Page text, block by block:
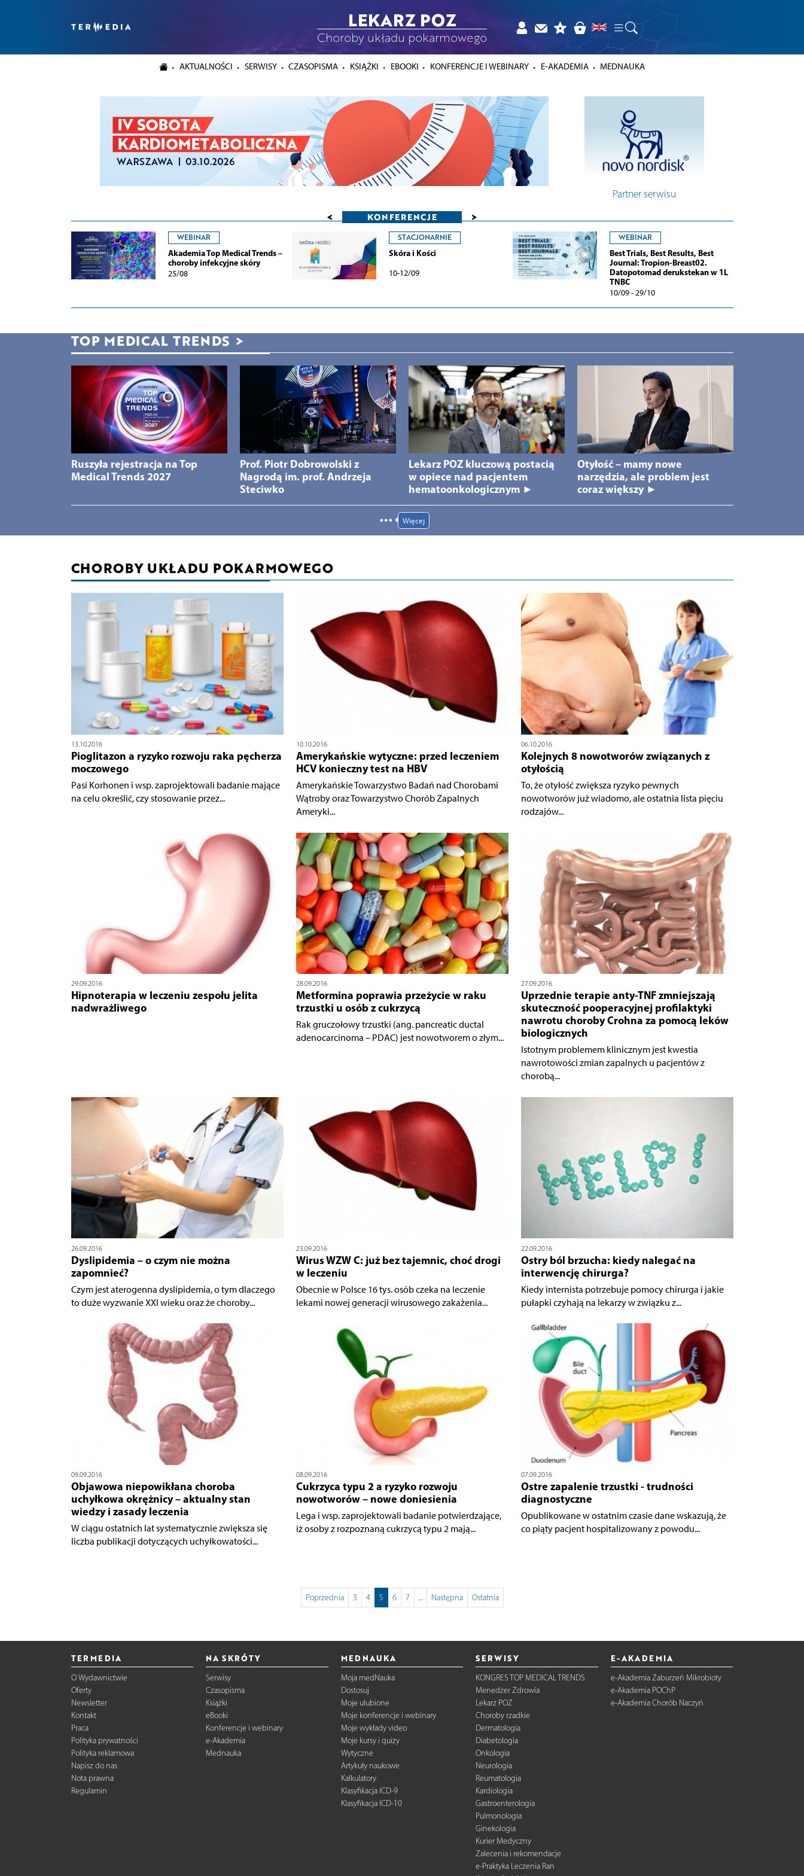
LEKARZ POZ
Choroby układu pokarmowego
AKTUALNOŚCI SERWISY CZASOPISMA KSIĄŻKI EBOOKI KONFERENCJE I WEBINARY E-AKADEMIA MEDNAUKA
Partner serwisu
< KONFERENCJE >
WEBINAR
Akademia Top Medical Trends –
choroby infekcyjne skóry
25/08
STACJONARNIE
Skóra i Kości
10-12/09
WEBINAR
Best Trials, Best Results, Best
Journal: Tropion-Breast02.
Datopotomad derukstekan w 1L
TNBC
10/09 - 29/10
TOP MEDICAL TRENDS >
Ruszyła rejestracja na Top
Medical Trends 2027
Prof. Piotr Dobrowolski z
Nagrodą im. prof. Andrzeja
Steciwko
Lekarz POZ kluczową postacią
w opiece nad pacjentem
hematoonkologicznym ►
Otyłość – mamy nowe
narzędzia, ale problem jest
coraz większy ►
Więcej
CHOROBY UKŁADU POKARMOWEGO
13.10.2016
Pioglitazon a ryzyko rozwoju raka pęcherza
moczowego
Pasi Korhonen i wsp. zaprojektowali badanie mające
na celu określić, czy stosowanie przez...
10.10.2016
Amerykańskie wytyczne: przed leczeniem
HCV konieczny test na HBV
Amerykańskie Towarzystwo Badań nad Chorobami
Wątroby oraz Towarzystwo Chorób Zapalnych
Ameryki...
06.10.2016
Kolejnych 8 nowotworów związanych z
otyłością
To, że otyłość zwiększa ryzyko pewnych
nowotworów już wiadomo, ale ostatnia lista pięciu
rodzajów...
29.09.2016
Hipnoterapia w leczeniu zespołu jelita
nadwrażliwego
28.09.2016
Metformina poprawia przeżycie w raku
trzustki u osób z cukrzycą
Rak gruczołowy trzustki (ang. pancreatic ductal
adenocarcinoma – PDAC) jest nowotworem o złym...
27.09.2016
Uprzednie terapie anty-TNF zmniejszają
skuteczność pooperacyjnej profilaktyki
nawrotu choroby Crohna za pomocą leków
biologicznych
Istotnym problemem klinicznym jest kwestia
nawrotowości zmian zapalnych u pacjentów z
chorobą...
26.09.2016
Dyslipidemia – o czym nie można
zapomnieć?
Czym jest aterogenna dyslipidemia, o tym dlaczego
to duże wyzwanie XXI wieku oraz że choroby...
23.09.2016
Wirus WZW C: już bez tajemnic, choć drogi
w leczeniu
Obecnie w Polsce 16 tys. osób czeka na leczenie
lekami nowej generacji wirusowego zakażenia...
22.09.2016
Ostry ból brzucha: kiedy nalegać na
interwencję chirurga?
Kiedy internista potrzebuje pomocy chirurga i jakie
pułapki czyhają na lekarzy w związku z...
09.09.2016
Objawowa niepowikłana choroba
uchyłkowa okrężnicy – aktualny stan
wiedzy i zasady leczenia
W ciągu ostatnich lat systematycznie zwiększa się
liczba publikacji dotyczących uchyłkowatości...
08.09.2016
Cukrzyca typu 2 a ryzyko rozwoju
nowotworów – nowe doniesienia
Lega i wsp. zaprojektowali badanie potwierdzające,
iż osoby z rozpoznaną cukrzycą typu 2 mają...
07.09.2016
Ostre zapalenie trzustki - trudności
diagnostyczne
Opublikowane w ostatnim czasie dane wskazują, że
co piąty pacjent hospitalizowany z powodu...
Poprzednia 3 4 5 6 7 ... Następna Ostatnia
TERMEDIA
O Wydawnictwie
Oferty
Newsletter
Kontakt
Praca
Polityka prywatności
Polityka reklamowa
Napisz do nas
Nota prawna
Regulamin
NA SKRÓTY
Serwisy
Czasopisma
Książki
eBooki
Konferencje i webinary
e-Akademia
Mednauka
MEDNAUKA
Moja medNauka
Dostosuj
Moje ulubione
Moje konferencje i webinary
Moje wykłady video
Moje kursy i quizy
Wytyczne
Artykuły naukowe
Kalkulatory
Klasyfikacja ICD-9
Klasyfikacja ICD-10
SERWISY
KONGRES TOP MEDICAL TRENDS
Menedżer Zdrowia
Lekarz POZ
Choroby rzadkie
Dermatologia
Diabetologia
Onkologia
Neurologia
Reumatologia
Kardiologia
Gastroenterologia
Pulmonologia
Ginekologia
Kurier Medyczny
Zalecenia i rekomendacje
e-Praktyka Leczenia Ran
E-AKADEMIA
e-Akademia Zaburzeń Mikrobioty
e-Akademia POChP
e-Akademia Chorób Naczyń